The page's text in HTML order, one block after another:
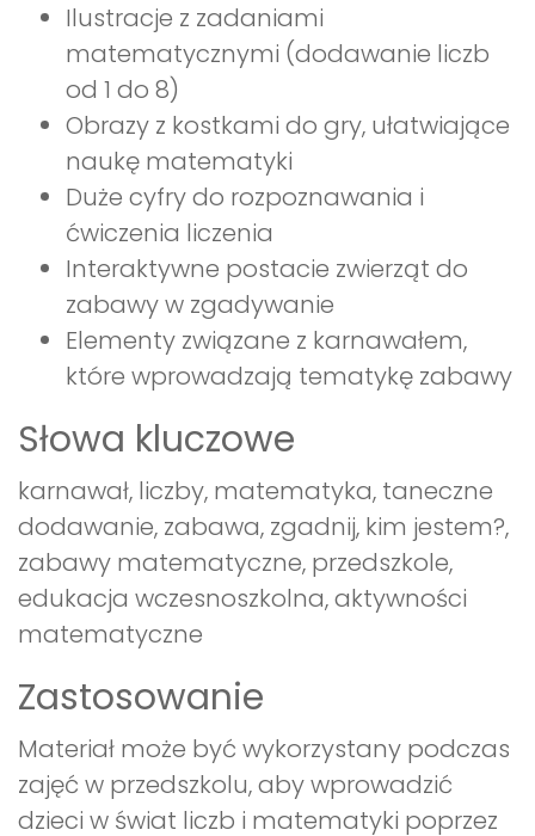
Ilustracje z zadaniami
matematycznymi (dodawanie liczb
od 1 do 8)
Obrazy z kostkami do gry, ułatwiające
naukę matematyki
Duże cyfry do rozpoznawania i
ćwiczenia liczenia
Interaktywne postacie zwierząt do
zabawy w zgadywanie
Elementy związane z karnawałem,
które wprowadzają tematykę zabawy
Słowa kluczowe
karnawał, liczby, matematyka, taneczne
dodawanie, zabawa, zgadnij, kim jestem?,
zabawy matematyczne, przedszkole,
edukacja wczesnoszkolna, aktywności
matematyczne
Zastosowanie
Materiał może być wykorzystany podczas
zajęć w przedszkolu, aby wprowadzić
dzieci w świat liczb i matematyki poprzez